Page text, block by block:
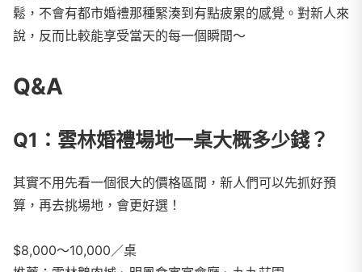
鬆，不會有都市婚禮那種緊湊到有點疲累的感覺。對新人來
說，反而比較能享受當天的每一個瞬間～
Q&A
Q1：雲林婚禮場地一桌大概多少錢？
其實不用先看一個很大的價格區間，新人們可以先抓好預
算，再去挑場地，會更好選！
$8,000～10,000／桌